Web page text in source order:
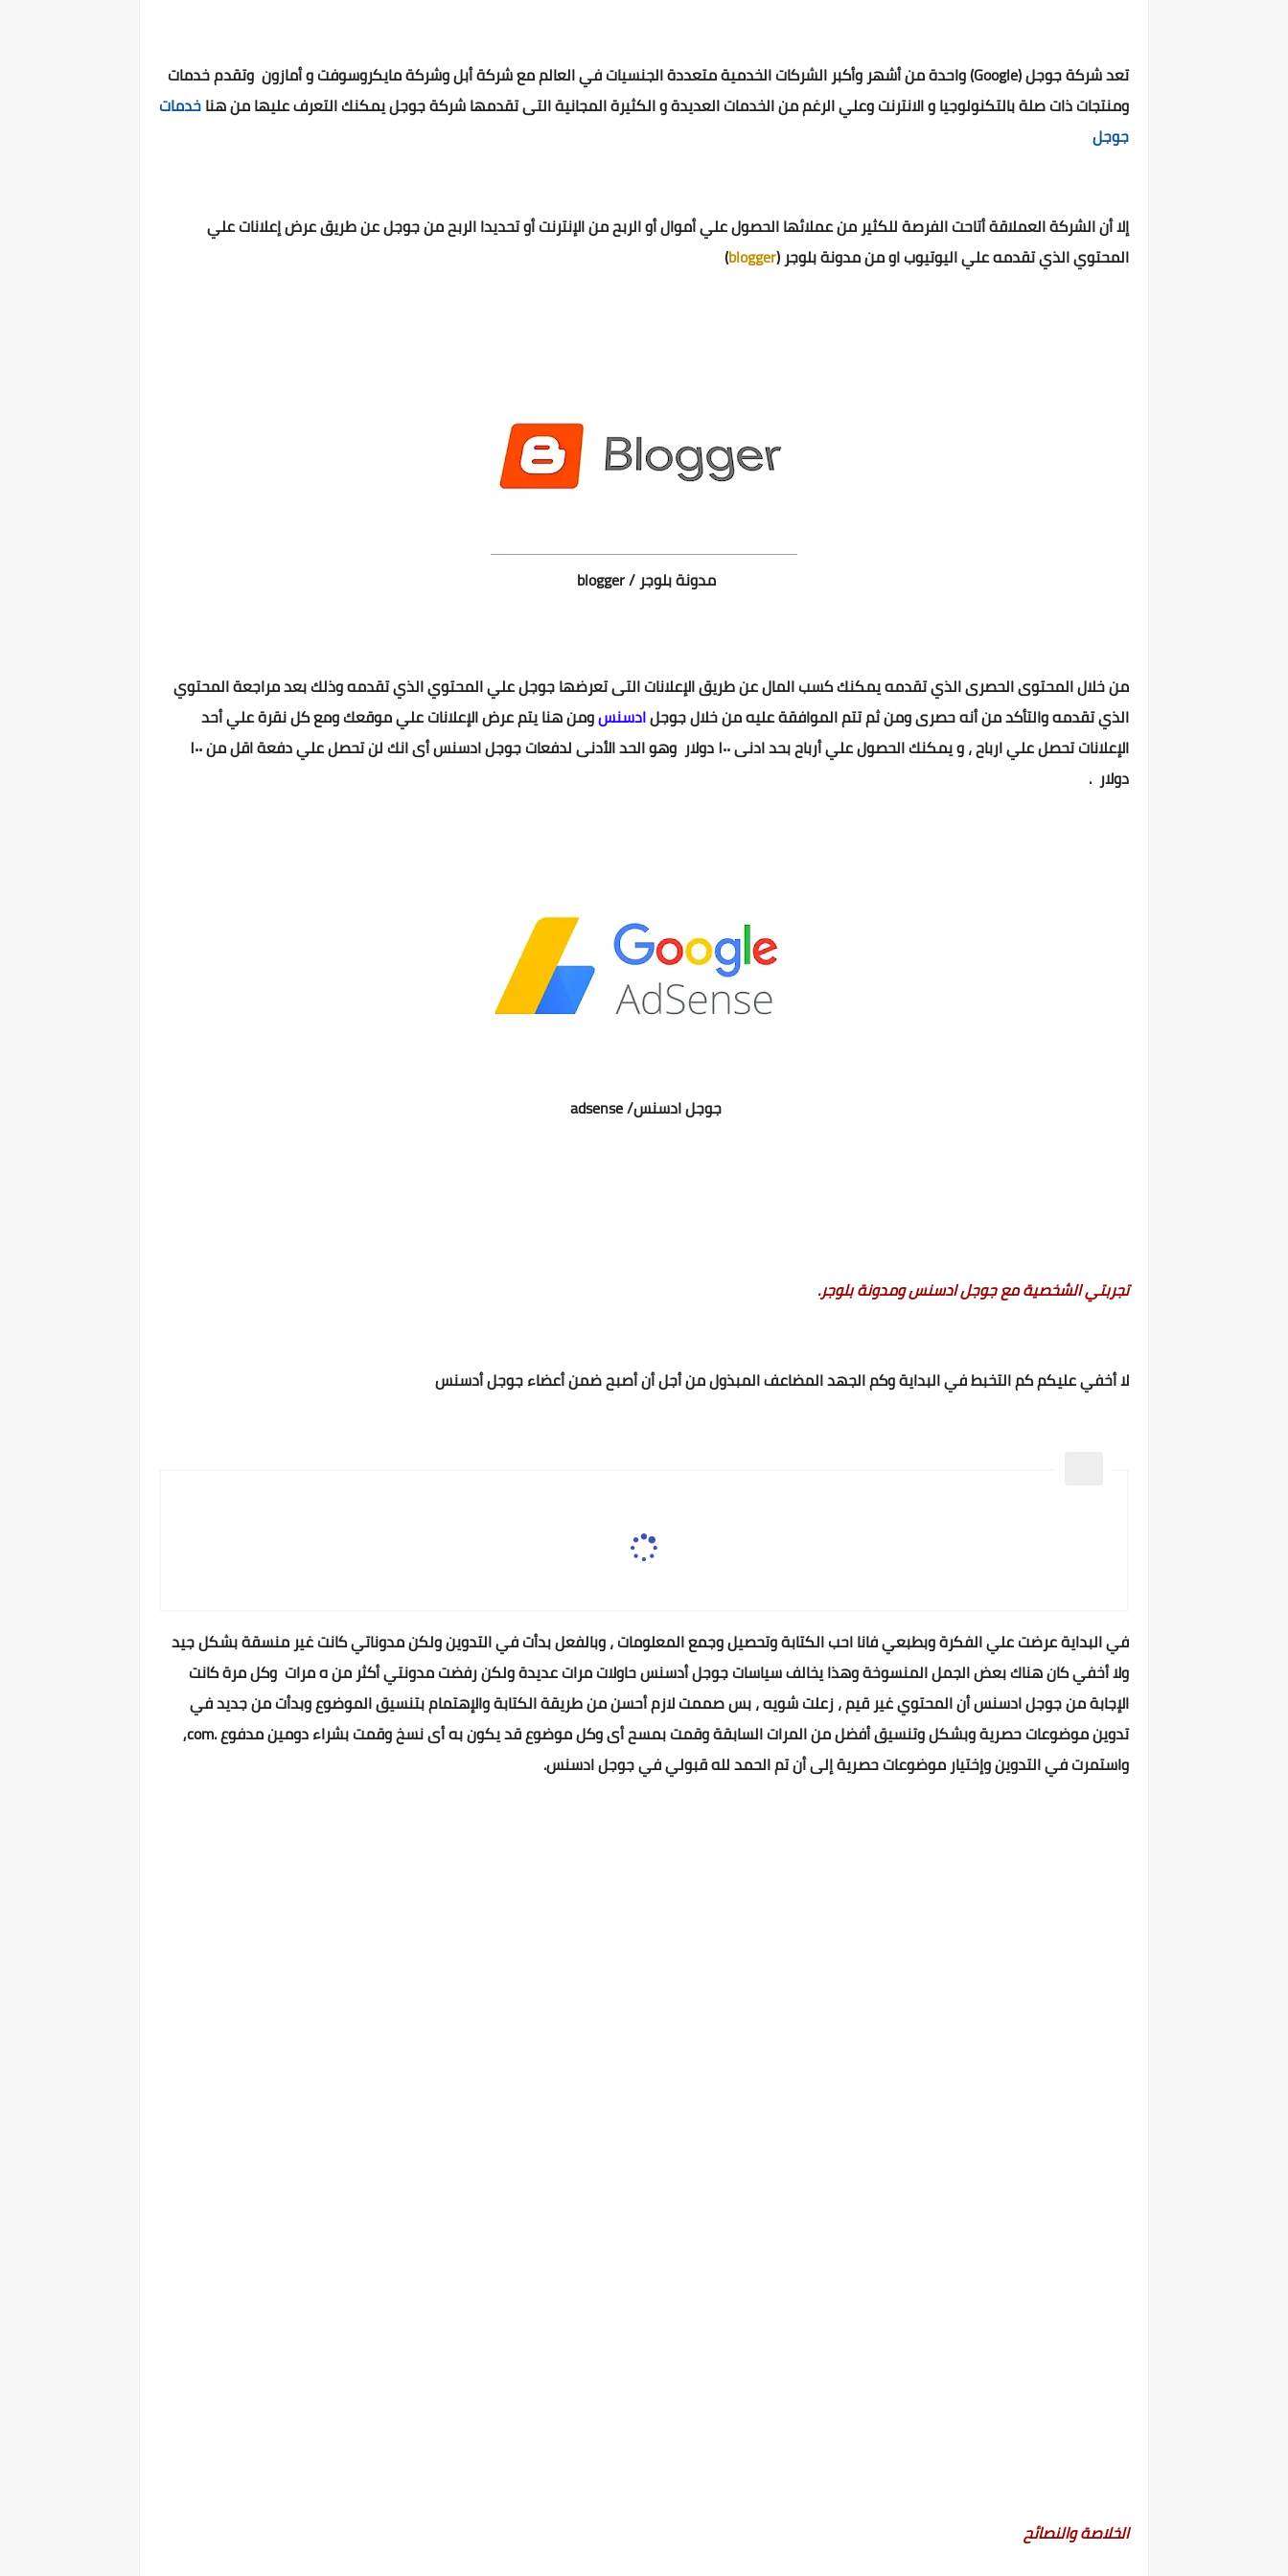
تعد شركة جوجل (Google) واحدة من أشهر وأكبر الشركات الخدمية متعددة الجنسيات في العالم مع شركة أبل وشركة مايكروسوفت و أمازون وتقدم خدمات
ومنتجات ذات صلة بالتكنولوجيا و الانترنت وعلي الرغم من الخدمات العديدة و الكثيرة المجانية التى تقدمها شركة جوجل يمكنك التعرف عليها من هناخدمات
جوجل
إلا أن الشركة العملاقة أتاحت الفرصة للكثير من عملائها الحصول علي أموال أو الربح من الإنترنت أو تحديدا الربح من جوجل عن طريق عرض إعلانات علي
المحتوي الذي تقدمه علي اليوتيوب او من مدونة بلوجر (blogger
)
مدونة بلوجر / blogger
من خلال المحتوى الحصرى الذي تقدمه يمكنك كسب المال عن طريق الإعلانات التى تعرضها جوجل علي المحتوي الذي تقدمه وذلك بعد مراجعة المحتوي
الذي تقدمه والتأكد من أنه حصرى ومن ثم تتم الموافقة عليه من خلال جوجلادسنسومن هنا يتم عرض الإعلانات علي موقعك ومع كل نقرة علي أحد
الإعلانات تحصل علي ارباح ، و يمكنك الحصول علي أرباح بحد ادنى ١٠٠ دولار وهو الحد الأدنى لدفعات جوجل ادسنس أى انك لن تحصل علي دفعة اقل من ١٠٠
دولار .
جوجل ادسنس/ adsense
تجربتي الشخصية مع جوجل ادسنس ومدونة بلوجر.
لا أخفي عليكم كم التخبط في البداية وكم الجهد المضاعف المبذول من أجل أن أصبح ضمن أعضاء جوجل أدسنس
في البداية عرضت علي الفكرة وبطبعي فانا احب الكتابة وتحصيل وجمع المعلومات ، وبالفعل بدأت في التدوين ولكن مدوناتي كانت غير منسقة بشكل جيد
ولا أخفي كان هناك بعض الجمل المنسوخة وهذا يخالف سياسات جوجل أدسنس حاولات مرات عديدة ولكن رفضت مدونتي أكثر من ه مرات وكل مرة كانت
الإجابة من جوجل ادسنس أن المحتوي غير قيم ، زعلت شويه ، بس صممت لازم أحسن من طريقة الكتابة والإهتمام بتنسيق الموضوع وبدأت من جديد في
تدوين موضوعات حصرية وبشكل وتنسيق أفضل من المرات السابقة وقمت بمسح أى وكل موضوع قد يكون به أى نسخ وقمت بشراء دومين مدفوع .com,
واستمرت في التدوين وإختيار موضوعات حصرية إلى أن تم الحمد لله قبولي في جوجل ادسنس.
الخلاصة والنصائح